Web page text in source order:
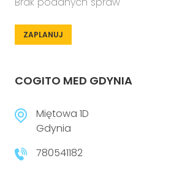
ZAPLANUJ
COGITO MED GDYNIA
Miętowa 1D
Gdynia
780541182